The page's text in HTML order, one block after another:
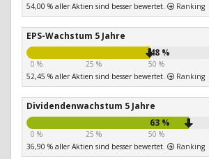
54,00 % aller Aktien sind besser bewertet.
Ranking
EPS-Wachstum 5 Jahre
48 %
0 % 25 % 50 %
52,45 % aller Aktien sind besser bewertet.
Ranking
Dividendenwachstum 5 Jahre
63 %
0 % 25 % 50 %
36,90 % aller Aktien sind besser bewertet.
Ranking